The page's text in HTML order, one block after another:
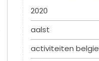
2020
aalst
activiteiten belgie